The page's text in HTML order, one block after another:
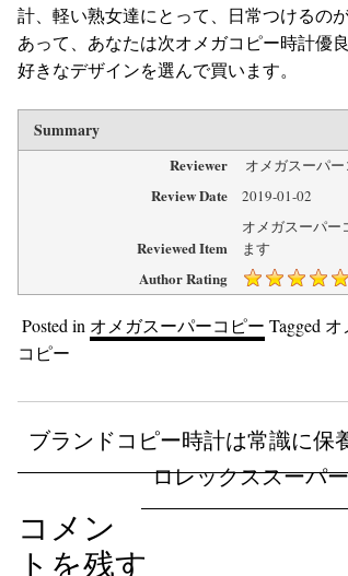
計、軽い熟女達にとって、日常つけるの
あって、あなたは次オメガコピー時計優
好きなデザインを選んで買います。
Summary
Reviewer オメガスーパ
Review Date 2019-01-02
Reviewed Item
オメガスーパー
ます
Author Rating
Posted in オメガスーパーコピー Tagged オ
コピー
ブランドコピー時計は常識に保
ロレックススーパ
コメン
トを残す